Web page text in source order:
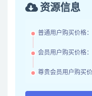
资源信息
普通用户购买价格：
会员用户购买价格：
尊贵会员用户购买价